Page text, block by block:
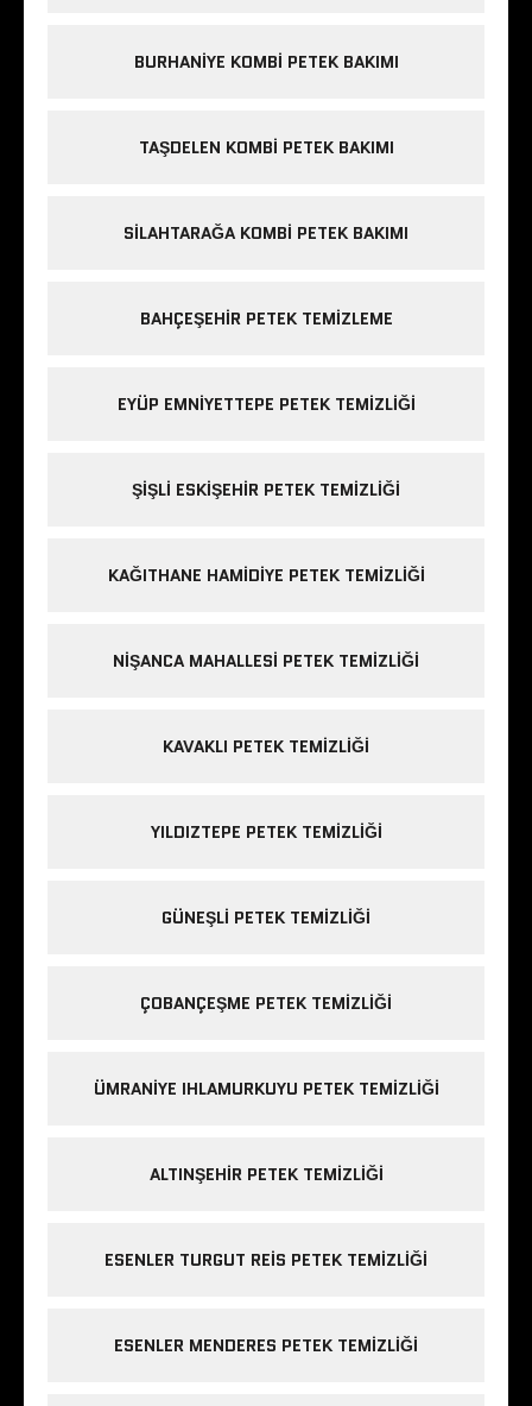
BURHANIYE KOMBI PETEK BAKIMI
TAŞDELEN KOMBI PETEK BAKIMI
SILAHTARAĞA KOMBI PETEK BAKIMI
BAHÇEŞEHIR PETEK TEMIZLEME
EYÜP EMNIYETTEPE PETEK TEMIZLIĞI
ŞIŞLI ESKIŞEHIR PETEK TEMIZLIĞI
KAĞITHANE HAMIDIYE PETEK TEMIZLIĞI
NIŞANCA MAHALLESI PETEK TEMIZLIĞI
KAVAKLI PETEK TEMIZLIĞI
YILDIZTEPE PETEK TEMIZLIĞI
GÜNEŞLI PETEK TEMIZLIĞI
ÇOBANÇEŞME PETEK TEMIZLIĞI
ÜMRANIYE IHLAMURKUYU PETEK TEMIZLIĞI
ALTINŞEHIR PETEK TEMIZLIĞI
ESENLER TURGUT REIS PETEK TEMIZLIĞI
ESENLER MENDERES PETEK TEMIZLIĞI